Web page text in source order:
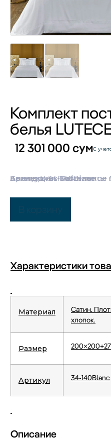
Комплект
белья
12 301 000 сумС
Категории:Постельное
Бренд:Yves Delorme
Коллекция:Комплекты
Артикул: 34-140Blanc
Характеристики
Материал
Сатин.
хлопок.
Размер
Артикул 34-140Blanc
Описание